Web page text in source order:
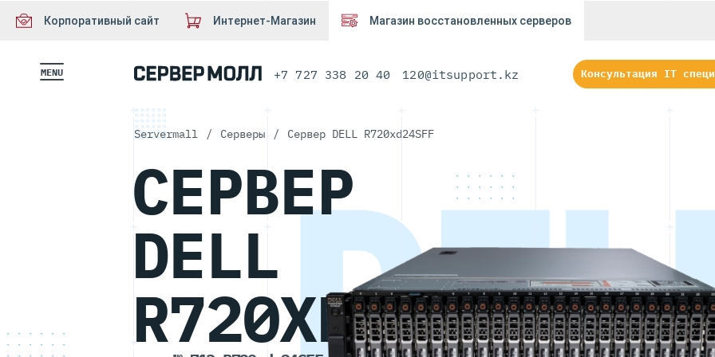
Корпоративный сайт Интернет-Магазин Магазин восстановленных серверов
MENU +7 727 338 20 40 120@itsupport.kz Консультация IT
Servermall / Серверы / Сервер DELL R720xd24SFF
СЕРВЕР
DELL
R720XD24SFF